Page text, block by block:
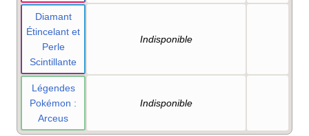
Diamant
Étincelant et
Perle
Scintillante
Indisponible
Légendes
Pokémon :
Arceus
Indisponible